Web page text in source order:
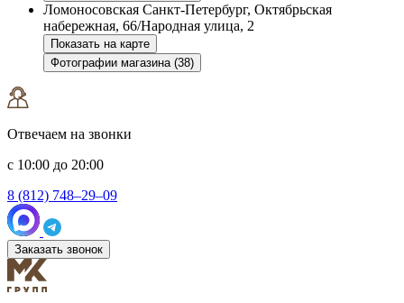
Ломоносовская Санкт-Петербург, Октябрьская
набережная, 66/Народная улица, 2
Показать на карте
Фотографии магазина (38)
Отвечаем на звонки
с 10:00 до 20:00
8 (812) 748–29–09
Заказать звонок